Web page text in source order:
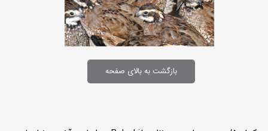
بازگشت به بالای صفحه